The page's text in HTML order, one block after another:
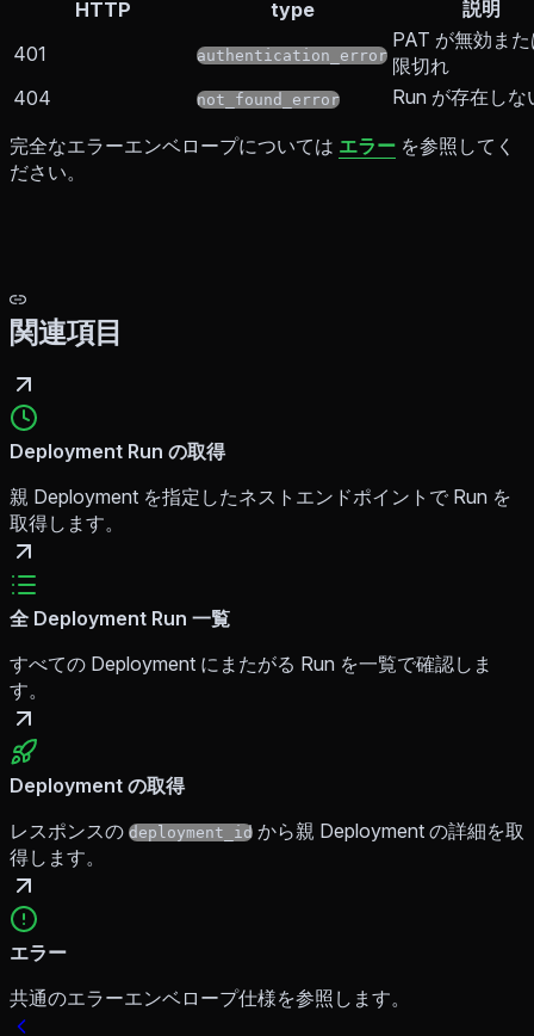
HTTP type
説明
401
authentication_error
PAT が無効ま
限切れ
404
not_found_error Run が存在しな
完全なエラーエンベロープについては エラー を参照してく
ださい。
関連項目
Deployment Run の取得
親 Deployment を指定したネストエンドポイントで Run を
取得します。
全 Deployment Run 一覧
すべての Deployment にまたがる Run を一覧で確認しま
す。
Deployment の取得
レスポンスの deployment_id から親 Deployment の詳細を取
得します。
エラー
共通のエラーエンベロープ仕様を参照します。